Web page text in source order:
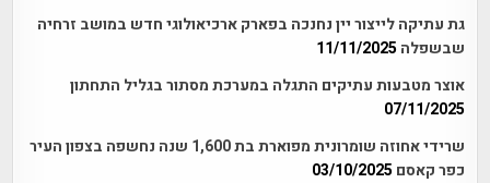
גת עתיקה לייצור יין נחנכה בפארק ארכיאולוגי חדש במושב זרחיה
שבשפלה 11/11/2025
אוצר מטבעות עתיקים התגלה במערכת מסתור בגליל התחתון
07/11/2025
שרידי אחוזה שומרונית מפוארת בת 1,600 שנה נחשפה בצפון העיר
כפר קאסם 03/10/2025